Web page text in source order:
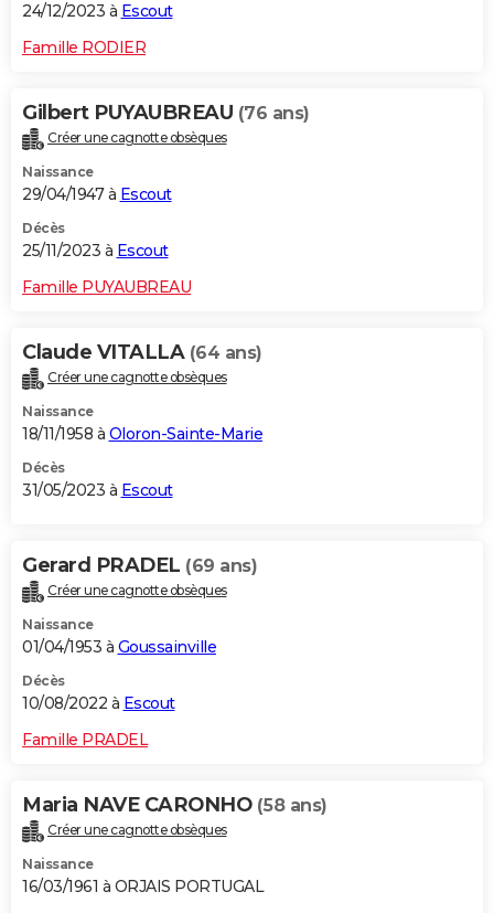
24/12/2023 à Escout
Famille RODIER
Gilbert PUYAUBREAU (76 ans)
Créer une cagnotte obsèques
Naissance
29/04/1947 à Escout
Décès
25/11/2023 à Escout
Famille PUYAUBREAU
Claude VITALLA (64 ans)
Créer une cagnotte obsèques
Naissance
18/11/1958 à Oloron-Sainte-Marie
Décès
31/05/2023 à Escout
Gerard PRADEL (69 ans)
Créer une cagnotte obsèques
Naissance
01/04/1953 à Goussainville
Décès
10/08/2022 à Escout
Famille PRADEL
Maria NAVE CARONHO (58 ans)
Créer une cagnotte obsèques
Naissance
16/03/1961 à ORJAIS PORTUGAL